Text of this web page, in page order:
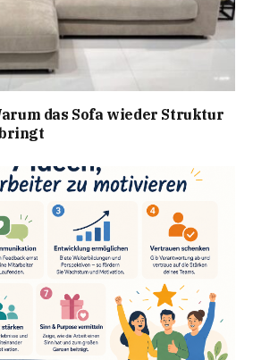
das Sofa wieder Struktur